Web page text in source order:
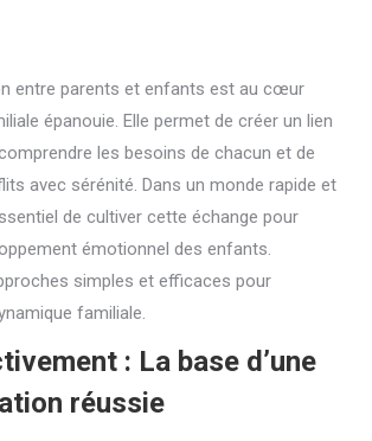
entre parents et enfants est au cœur
épanouie. Elle permet de créer un lien
les besoins de chacun et de
avec sérénité. Dans un monde rapide et
de cultiver cette échange pour
émotionnel des enfants.
simples et efficaces pour
familiale.
: La base d’une
réussie